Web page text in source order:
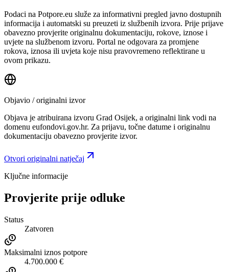
Podaci na Potpore.eu služe za informativni pregled javno dostupnih
informacija i automatski su preuzeti iz službenih izvora. Prije prijave
obavezno provjerite originalnu dokumentaciju, rokove, iznose i
uvjete na službenom izvoru. Portal ne odgovara za promjene
rokova, iznosa ili uvjeta koje nisu pravovremeno reflektirane u
ovom prikazu.
Objavio / originalni izvor
Objava je atribuirana izvoru Grad Osijek, a originalni link vodi na
domenu eufondovi.gov.hr. Za prijavu, točne datume i originalnu
dokumentaciju obavezno provjerite izvor.
Otvori originalni natječaj
Ključne informacije
Provjerite prije odluke
Status
Zatvoren
Maksimalni iznos potpore
4.700.000 €